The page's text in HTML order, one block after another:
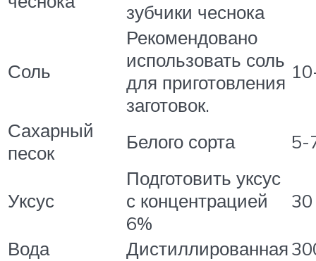
зубчики чеснока
Соль
Рекомендовано
использовать соль
для приготовления
заготовок.
Сахарный
песок
Белого сорта 5-
Уксус
Подготовить уксус
с концентрацией
6%
Вода Дистиллированная